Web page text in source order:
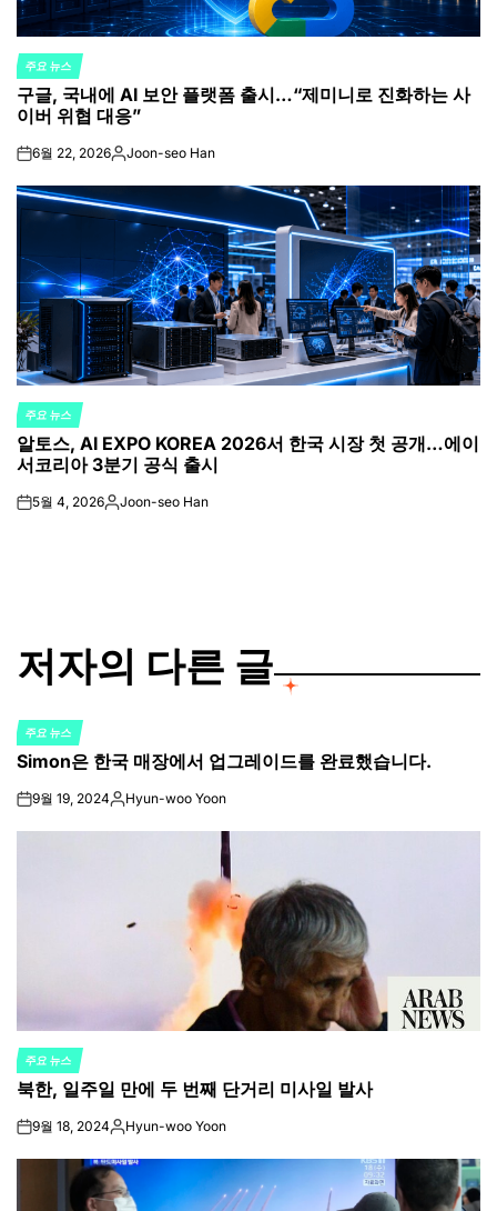
POSTED
IN
주요 뉴스
구글, 국내에 AI 보안 플랫폼 출시…“제미니로 진화하는 사
이버 위협 대응”
on6월 22, 2026Posted
Joon-seo Han
POSTED
IN
주요 뉴스
알토스, AI EXPO KOREA 2026서 한국 시장 첫 공개…에이
서코리아 3분기 공식 출시
on5월 4, 2026Posted
Joon-seo Han
저자의 다른 글
POSTED
IN
주요 뉴스
Simon은 한국 매장에서 업그레이드를 완료했습니다.
on9월 19, 2024Posted
Hyun-woo Yoon
POSTED
IN
주요 뉴스
북한, 일주일 만에 두 번째 단거리 미사일 발사
on9월 18, 2024Posted
Hyun-woo Yoon